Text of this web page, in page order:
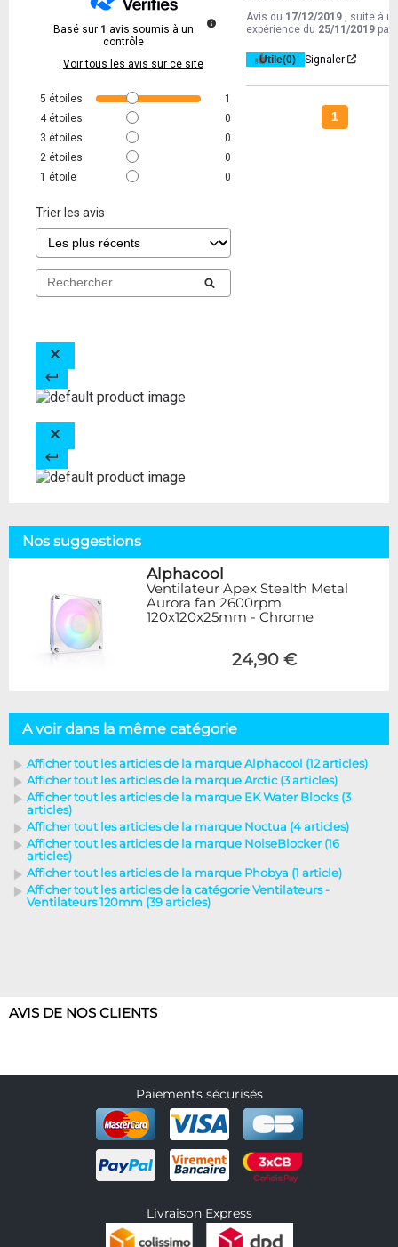
Basé sur 1 avis soumis à un
contrôle
Voir tous les avis sur ce site
5 étoiles
1
4 étoiles
0
3 étoiles
0
2 étoiles
0
1 étoile 0
Trier les avis
Avis du 17/12/2019
, suite à
expérience du 25/11/2019 par
Utile(0) Signaler
1
Nos suggestions
Alphacool
Ventilateur Apex Stealth Metal
Aurora fan 2600rpm
120x120x25mm - Chrome
24,90 €
A voir dans la même catégorie
Afficher tout les articles de la marque Alphacool (12 articles)
Afficher tout les articles de la marque Arctic (3 articles)
Afficher tout les articles de la marque EK Water Blocks (3
articles)
Afficher tout les articles de la marque Noctua (4 articles)
Afficher tout les articles de la marque NoiseBlocker (16
articles)
Afficher tout les articles de la marque Phobya (1 article)
Afficher tout les articles de la catégorie Ventilateurs -
Ventilateurs 120mm (39 articles)
AVIS DE NOS CLIENTS
Paiements sécurisés
Livraison Express